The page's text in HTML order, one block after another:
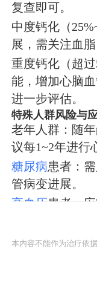
复查即可。
中度钙化（
展，需关注血
重度钙化（超
能，增加心脑
进一步评估。
特殊人群风险与
老年人群：随
议每1~2年进行
糖尿病患者：
管病变进展。
高血压患者：
下，减少血管
干预与管理策略
非药物干预：
本内容不能作为治疗依